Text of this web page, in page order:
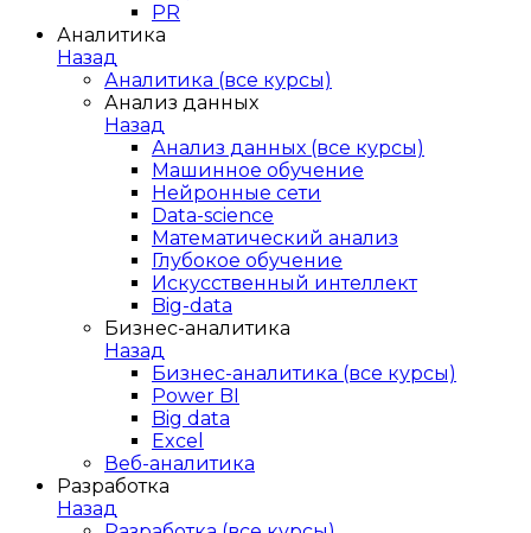
PR
Аналитика
Назад
Аналитика (все курсы)
Анализ данных
Назад
Анализ данных (все курсы)
Машинное обучение
Нейронные сети
Data-science
Математический анализ
Глубокое обучение
Искусственный интеллект
Big-data
Бизнес-аналитика
Назад
Бизнес-аналитика (все курсы)
Power BI
Big data
Excel
Веб-аналитика
Разработка
Назад